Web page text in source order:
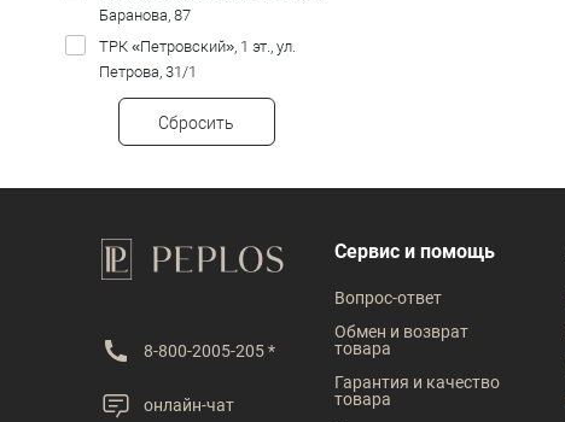
Баранова, 87
ТРК «Петровский», 1 эт., ул.
Петрова, 31/1
Сбросить
8-800-2005-205 *
онлайн-чат
Сервис и помощь
Вопрос-ответ
Обмен и возврат
товара
Гарантия и качество
товара